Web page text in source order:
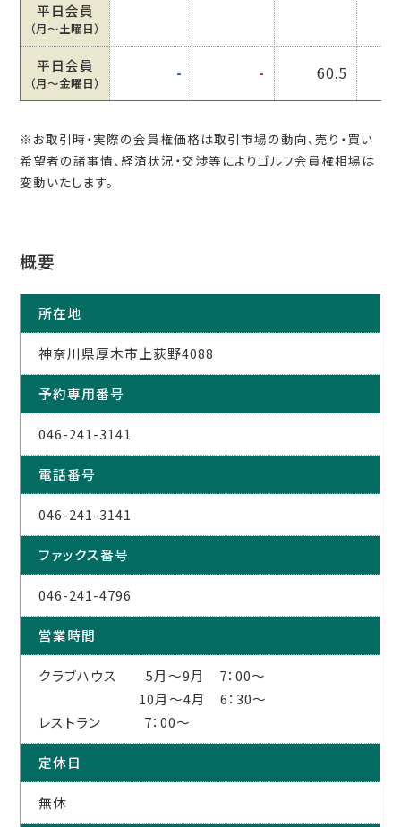
平日会員
（月〜土曜日）
平日会員
（月〜金曜日） - - 60.5
※お取引時・実際の会員権価格は取引市場の動向、売り・買い
希望者の諸事情、経済状況・交渉等によりゴルフ会員権相場は
変動いたします。
概要
所在地
神奈川県厚木市上荻野4088
予約専用番号
046-241-3141
電話番号
046-241-3141
ファックス番号
046-241-4796
営業時間
クラブハウス 5月～9月 7：00～
10月～4月 6：30～
レストラン 7：00～
定休日
無休